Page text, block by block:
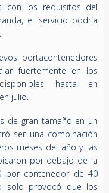
con los requisitos del
el servicio podría
portacontenedores
fuertemente en los
hasta en
julio.
de gran tamaño en un
ser una combinación
meses del año y las
por debajo de la
por contenedor de 40
solo provocó que los